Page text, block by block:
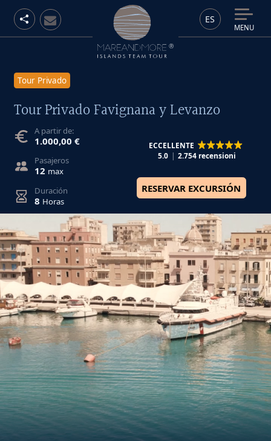
ES
MENU
Tour Privado
Tour Privado Favignana y Levanzo
A partir de:
1.000,00 €
Pasajeros
12 max
Duración
8 Horas
ECCELLENTE
5.0
2.754 recensioni
RESERVAR EXCURSIÓN